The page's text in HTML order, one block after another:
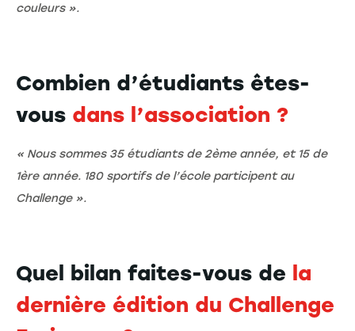
couleurs ».
Combien d’étudiants êtes-
vous dans l’association ?
« Nous sommes 35 étudiants de 2ème année, et 15 de
1ère année. 180 sportifs de l’école participent au
Challenge ».
Quel bilan faites-vous de la
dernière édition du Challenge